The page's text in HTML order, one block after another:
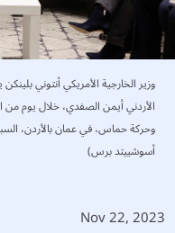
Nov 22, 2023
وزير الخارجية الأمريكي أنتوني
الأردني أيمن الصفدي، خلال يوم من
أسوشييتد برس)